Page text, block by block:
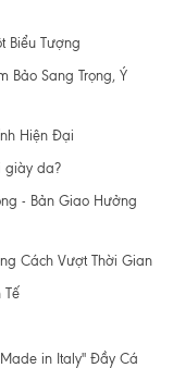
Biểu Tượng
Bảo Sang Trọng, Ý
Hiện Đại
giày da?
- Bản Giao Hưởng
Cách Vượt Thời Gian
Tế
in Italy" Đầy Cá